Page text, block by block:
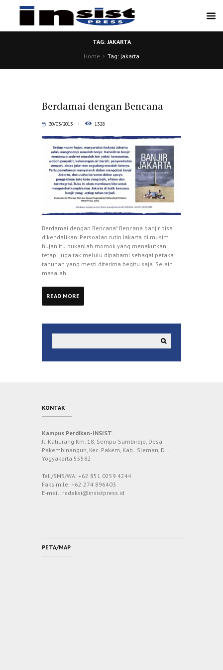
TAG: JAKARTA
Home
Tag: jakarta
Berdamai dengan Bencana
30/03/2013 1328
Berdamai dengan Bencana* Bencana banjir bisa
dikendalikan. Persoalan rutin Jakarta di musim
hujan itu bukanlah momok yang menakutkan,
tetapi juga tak melulu dipahami sebagai petaka
tahunan yang mesti diterima begitu saja. Selain
masalah...
READ MORE
KONTAK
Kampus Perdikan-INSIST
Jl. Kaliurang Km. 18, Sempu-Sambirejo, Desa
Pakembinangun, Kec. Pakem, Kab. Sleman, D.I.
Yogyakarta 55582
Tel./SMS/WA: +62 851 0259 4244
Faksimile: +62 274 896403
E-mail: redaksi@insistpress.id
PETA/MAP